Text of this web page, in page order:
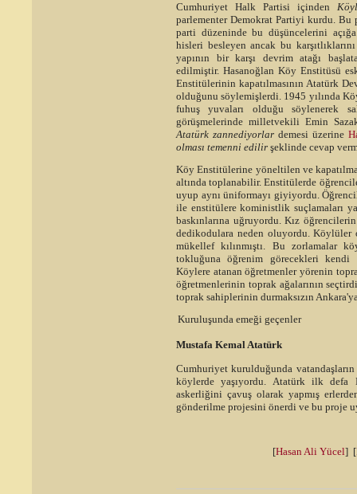
Cumhuriyet Halk Partisi içinden
parlementer Demokrat Partiyi kurdu. Bu
parti düzeninde bu düşüncelerini
hisleri besleyen ancak bu
yapının bir karşı devrim atağı
edilmiştir. Hasanoğlan Köy Enstitüsü
Enstitülerinin kapatılmasının Atatürk
olduğunu söylemişlerdi. 1945 yılında
fuhuş yuvaları olduğu söylenerek
görüşmelerinde milletvekili Emin
Atatürk zannediyorlar demesi üzerine
olması temenni edilir şeklinde cevap
Köy Enstitülerine yöneltilen ve
altında toplanabilir. Enstitülerde
uyup aynı üniformayı giyiyordu.
ile enstitülere koministlik suçlamaları
baskınlarına uğruyordu. Kız
dedikodulara neden oluyordu. Köylüler
mükellef kılınmıştı. Bu zorlamalar
tokluğuna öğrenim görecekleri kendi
Köylere atanan öğretmenler yörenin
öğretmenlerinin toprak ağalarının
toprak sahiplerinin durmaksızın
Kuruluşunda emeği geçenler
Mustafa Kemal Atatürk
Cumhuriyet kurulduğunda
köylerde yaşıyordu. Atatürk ilk defa
askerliğini çavuş olarak yapmış
gönderilme projesini önerdi ve bu proje
[Hasan Ali Yücel] [